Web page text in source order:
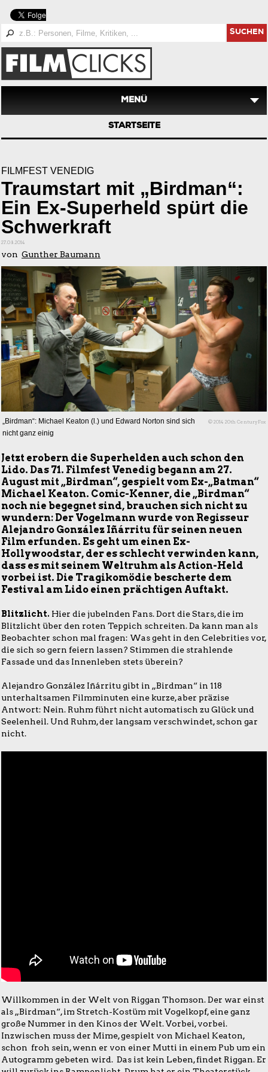
SUCHEN
MENÜ
STARTSEITE
FILMFEST VENEDIG
Traumstart mit „Birdman“:
Ein Ex-Superheld spürt die
Schwerkraft
27.08.2014
von Gunther Baumann
„Birdman“: Michael Keaton (l.) und Edward Norton sind sich
nicht ganz einig
© 2014 20th CenturyFox
Jetzt erobern die Superhelden auch schon den
Lido. Das 71. Filmfest Venedig begann am 27.
August mit „Birdman“, gespielt vom Ex-„Batman“
Michael Keaton. Comic-Kenner, die „Birdman“
noch nie begegnet sind, brauchen sich nicht zu
wundern: Der Vogelmann wurde von Regisseur
Alejandro González Iñárritu für seinen neuen
Film erfunden. Es geht um einen Ex-
Hollywoodstar, der es schlecht verwinden kann,
dass es mit seinem Weltruhm als Action-Held
vorbei ist. Die Tragikomödie bescherte dem
Festival am Lido einen prächtigen Auftakt.
Blitzlicht. Hier die jubelnden Fans. Dort die Stars, die im
Blitzlicht über den roten Teppich schreiten. Da kann man als
Beobachter schon mal fragen: Was geht in den Celebrities vor,
die sich so gern feiern lassen? Stimmen die strahlende
Fassade und das Innenleben stets überein?
Alejandro González Iñárritu gibt in „Birdman“ in 118
unterhaltsamen Filmminuten eine kurze, aber präzise
Antwort: Nein. Ruhm führt nicht automatisch zu Glück und
Seelenheil. Und Ruhm, der langsam verschwindet, schon gar
nicht.
Willkommen in der Welt von Riggan Thomson. Der war einst
als „Birdman“, im Stretch-Kostüm mit Vogelkopf, eine ganz
große Nummer in den Kinos der Welt. Vorbei, vorbei.
Inzwischen muss der Mime, gespielt von Michael Keaton,
schon froh sein, wenn er von einer Mutti in einem Pub um ein
Autogramm gebeten wird. Das ist kein Leben, findet Riggan. Er